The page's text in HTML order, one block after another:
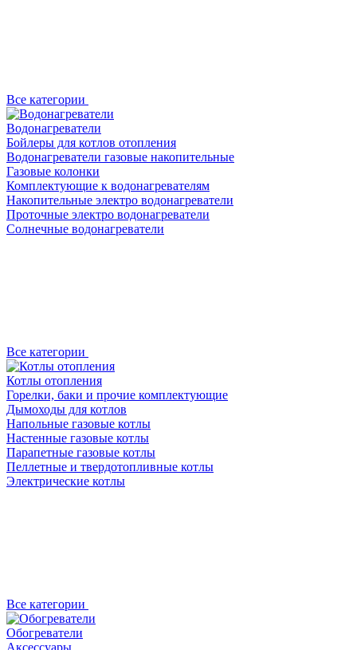
Все категории
Водонагреватели
Бойлеры для котлов отопления
Водонагреватели газовые накопительные
Газовые колонки
Комплектующие к водонагревателям
Накопительные электро водонагреватели
Проточные электро водонагреватели
Солнечные водонагреватели
Все категории
Котлы отопления
Горелки, баки и прочие комплектующие
Дымоходы для котлов
Напольные газовые котлы
Настенные газовые котлы
Парапетные газовые котлы
Пеллетные и твердотопливные котлы
Электрические котлы
Все категории
Обогреватели